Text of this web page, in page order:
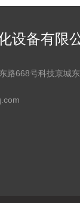
设备有限
路668号科技京城